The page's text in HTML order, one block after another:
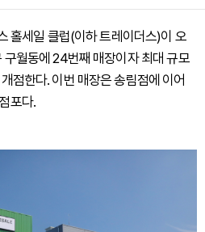
홀세일 클럽(이하 트레이더스)이 오
월동에 24번째 매장이자 최대 규모
점한다. 이번 매장은 송림점에 이어
포다.